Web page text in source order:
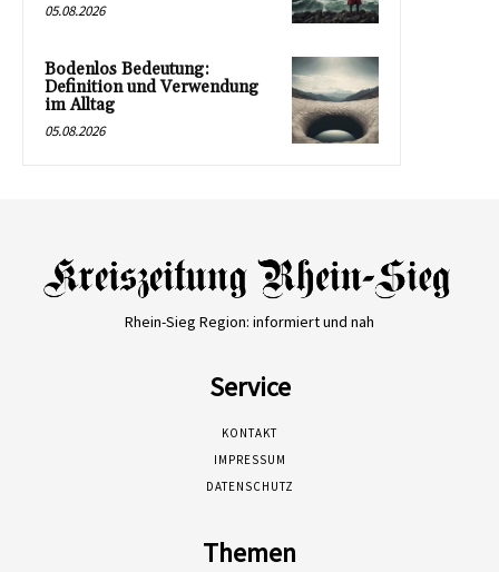
05.08.2026
Bodenlos Bedeutung:
Definition und Verwendung
im Alltag
05.08.2026
Rhein-Sieg Region: informiert und nah
Service
KONTAKT
IMPRESSUM
DATENSCHUTZ
Themen